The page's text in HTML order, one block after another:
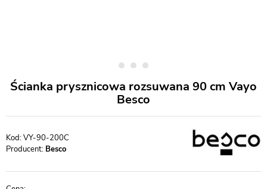
Ścianka prysznicowa rozsuwana 90 cm Vayo
Besco
VY-90-200C
Producent: Besco